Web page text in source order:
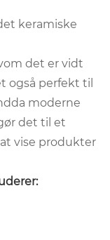
keramiske
det er vidt
også perfekt til
moderne
det til et
vise produkter